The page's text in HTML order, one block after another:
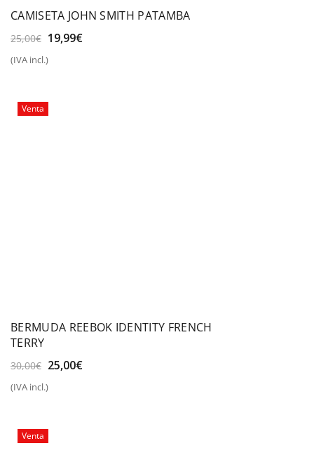
CAMISETA JOHN SMITH PATAMBA
25,00€ El
original
19,99€El
(IVA incl.)
Venta
BERMUDA REEBOK IDENTITY FRENCH
TERRY
30,00€ El
original
25,00€El
(IVA incl.)
Venta